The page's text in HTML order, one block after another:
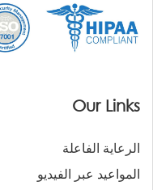
Our Links
الرعاية الفاعلة
المواعيد عبر الفيديو